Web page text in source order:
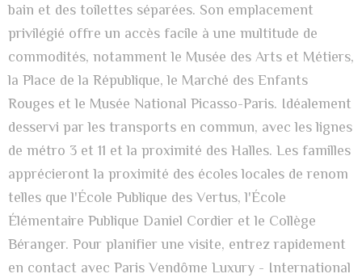
bain et des toilettes séparées. Son emplacement
privilégié offre un accès facile à une multitude de
commodités, notamment le Musée des Arts et Métiers,
la Place de la République, le Marché des Enfants
Rouges et le Musée National Picasso-Paris. Idéalement
desservi par les transports en commun, avec les lignes
de métro 3 et 11 et la proximité des Halles. Les familles
apprécieront la proximité des écoles locales de renom
telles que l'École Publique des Vertus, l'École
Élémentaire Publique Daniel Cordier et le Collège
Béranger. Pour planifier une visite, entrez rapidement
en contact avec Paris Vendôme Luxury - International